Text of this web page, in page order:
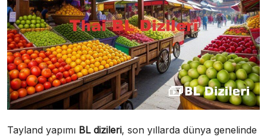
Tayland yapımı BL dizileri, son yıllarda dünya genelinde